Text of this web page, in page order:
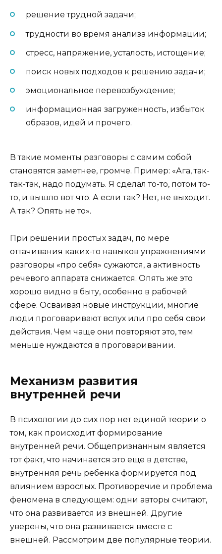
решение трудной задачи;
трудности во время анализа информации;
стресс, напряжение, усталость, истощение;
поиск новых подходов к решению задачи;
эмоциональное перевозбуждение;
информационная загруженность, избыток
образов, идей и прочего.
В такие моменты разговоры с самим собой
становятся заметнее, громче. Пример: «Ага, так-
так-так, надо подумать. Я сделал то-то, потом то-
то, и вышло вот что. А если так? Нет, не выходит.
А так? Опять не то».
При решении простых задач, по мере
оттачивания каких-то навыков упражнениями
разговоры «про себя» сужаются, а активность
речевого аппарата снижается. Опять же это
хорошо видно в быту, особенно в рабочей
сфере. Осваивая новые инструкции, многие
люди проговаривают вслух или про себя свои
действия. Чем чаще они повторяют это, тем
меньше нуждаются в проговаривании.
Механизм развития
внутренней речи
В психологии до сих пор нет единой теории о
том, как происходит формирование
внутренней речи. Общепризнанным является
тот факт, что начинается это еще в детстве,
внутренняя речь ребенка формируется под
влиянием взрослых. Противоречие и проблема
феномена в следующем: одни авторы считают,
что она развивается из внешней. Другие
уверены, что она развивается вместе с
внешней. Рассмотрим две популярные теории.